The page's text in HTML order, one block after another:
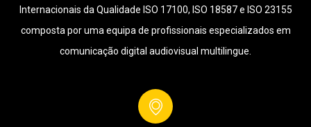
Internacionais da Qualidade ISO 17100, ISO 18587 e ISO 23155
composta por uma equipa de profissionais especializados em
comunicação digital audiovisual multilingue.